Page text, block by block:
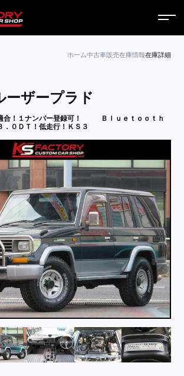
店舗問い合わせ
ホーム中古車販売在庫情報在庫詳細
ーザープラド
合！１ナンバー登録可！
Ｂｌｕｅｔｏｏｔｈ
．０ＤＴ！低走行！ＫＳ３